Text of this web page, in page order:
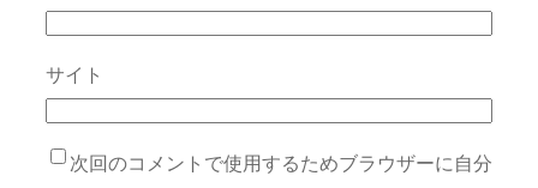
サイト
次回のコメントで使用するためブラウザーに自分